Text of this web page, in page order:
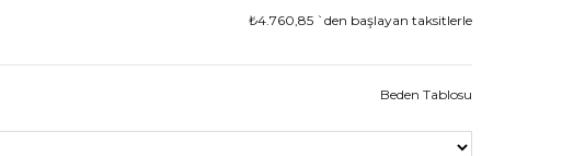
₺4.760,85 `den başlayan taksitlerle
Beden Tablosu